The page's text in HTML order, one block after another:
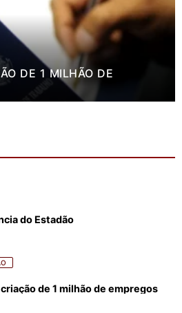
DE 1 MILHÃO DE
do Estadão
de 1 milhão de empregos